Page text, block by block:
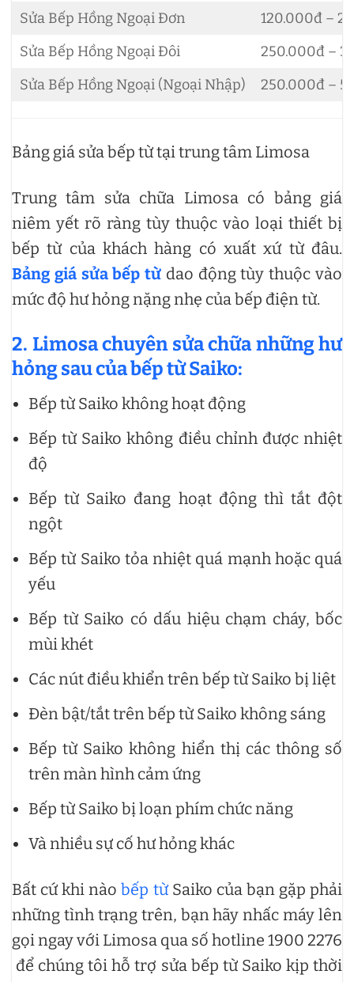
Sửa Bếp Hồng Ngoại Đơn
120.000đ –
Sửa Bếp Hồng Ngoại Đôi
250.000đ –
Sửa Bếp Hồng Ngoại (Ngoại Nhập)
250.000đ –
Bảng giá sửa bếp từ tại trung tâm Limosa
Trung tâm sửa chữa Limosa có bảng giá
niêm yết rõ ràng tùy thuộc vào loại thiết bị
bếp từ của khách hàng có xuất xứ từ đâu.
Bảng giá sửa bếp từ dao động tùy thuộc vào
mức độ hư hỏng nặng nhẹ của bếp điện từ.
2. Limosa chuyên sửa chữa những hư
hỏng sau của bếp từ Saiko:
Bếp từ Saiko không hoạt động
Bếp từ Saiko không điều chỉnh được nhiệt
độ
Bếp từ Saiko đang hoạt động thì tắt đột
ngột
Bếp từ Saiko tỏa nhiệt quá mạnh hoặc quá
yếu
Bếp từ Saiko có dấu hiệu chạm cháy, bốc
mùi khét
Các nút điều khiển trên bếp từ Saiko bị liệt
Đèn bật/tắt trên bếp từ Saiko không sáng
Bếp từ Saiko không hiển thị các thông số
trên màn hình cảm ứng
Bếp từ Saiko bị loạn phím chức năng
Và nhiều sự cố hư hỏng khác
Bất cứ khi nàobếp từSaiko của bạn gặp phải
những tình trạng trên, bạn hãy nhấc máy lên
gọi ngay với Limosa qua số hotline 1900 2276
để chúng tôi hỗ trợ sửa bếp từ Saiko kịp thời